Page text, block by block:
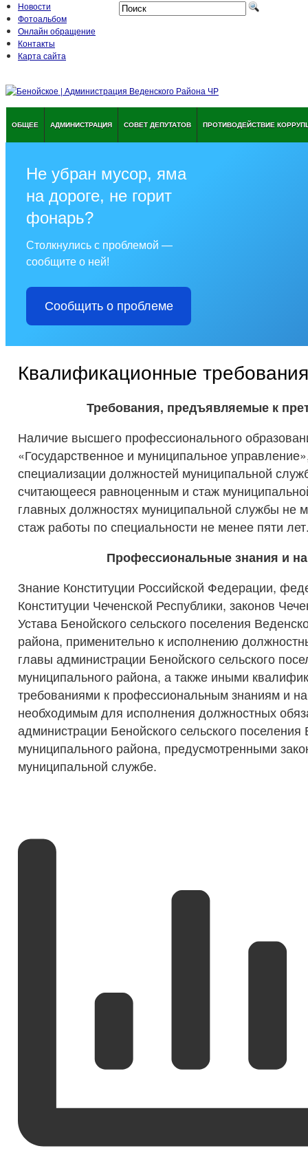
Новости
Фотоальбом
Онлайн обращение
Контакты
Карта сайта
ОБЩЕЕ АДМИНИСТРАЦИЯ СОВЕТ ДЕПУТАТОВ ПРОТИВОДЕЙСТВИЕ
Не убран мусор, яма
на дороге, не горит
фонарь?
Столкнулись с проблемой —
сообщите о ней!
Сообщить о проблеме
Квалификационные требования
Требования, предъявляемые к
Наличие высшего профессионального
«Государственное и муниципальное
специализации должностей муниципальной
считающееся равноценным и стаж
главных должностях муниципальной службы не
стаж работы по специальности не менее пяти
Профессиональные знания и
Знание Конституции Российской Федерации,
Конституции Чеченской Республики, законов
Устава Бенойского сельского поселения
района, применительно к исполнению
главы администрации Бенойского сельского
муниципального района, а также иными
требованиями к профессиональным знаниям и
необходимым для исполнения должностных
администрации Бенойского сельского поселения
муниципального района, предусмотренными
муниципальной службе.